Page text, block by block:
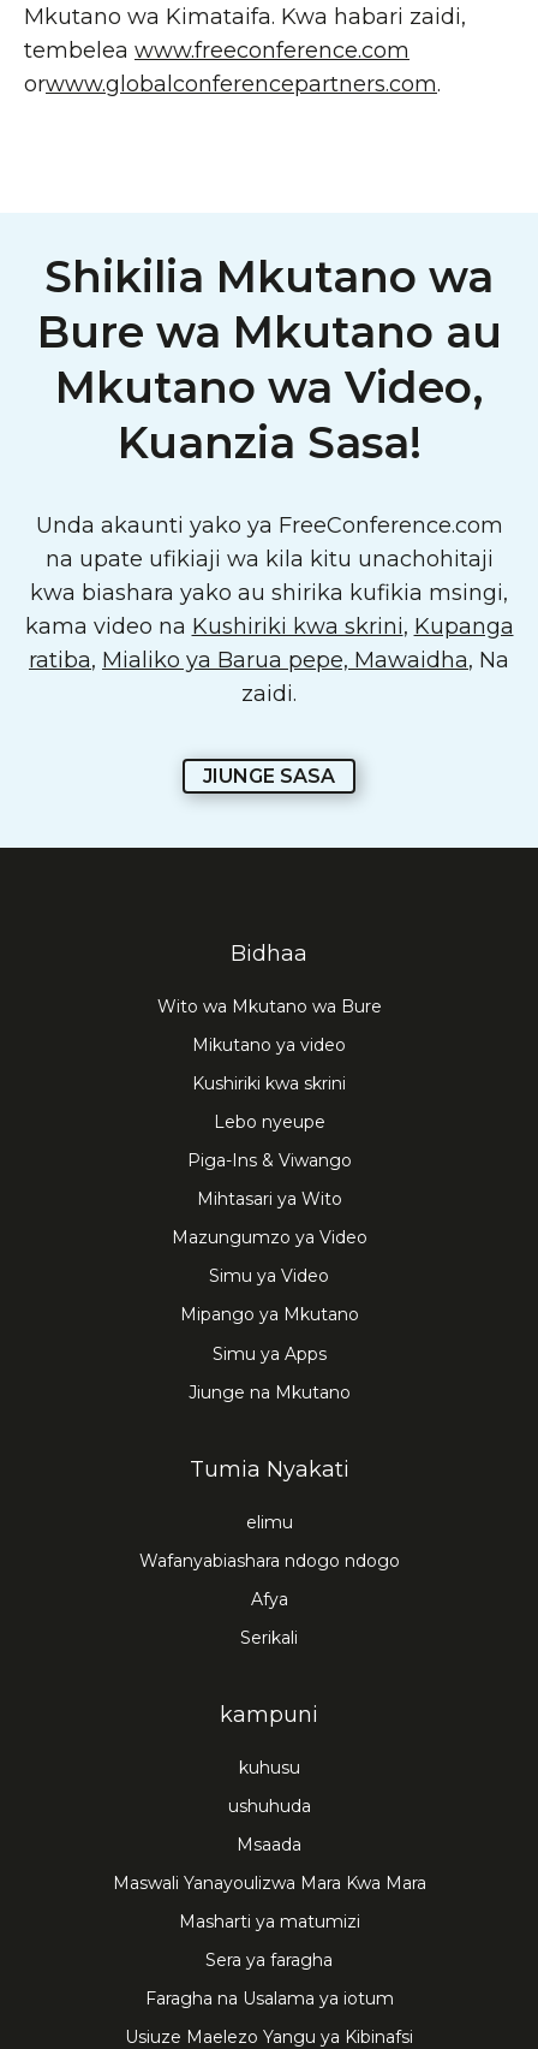
Mkutano wa Kimataifa. Kwa habari zaidi,
tembelea www.freeconference.com
orwww.globalconferencepartners.com.
Shikilia Mkutano wa
Bure wa Mkutano au
Mkutano wa Video,
Kuanzia Sasa!
Unda akaunti yako ya FreeConference.com
na upate ufikiaji wa kila kitu unachohitaji
kwa biashara yako au shirika kufikia msingi,
kama video na Kushiriki kwa skrini, Kupanga
ratiba, Mialiko ya Barua pepe, Mawaidha, Na
zaidi.
JIUNGE SASA
Bidhaa
Wito wa Mkutano wa Bure
Mikutano ya video
Kushiriki kwa skrini
Lebo nyeupe
Piga-Ins & Viwango
Mihtasari ya Wito
Mazungumzo ya Video
Simu ya Video
Mipango ya Mkutano
Simu ya Apps
Jiunge na Mkutano
Tumia Nyakati
elimu
Wafanyabiashara ndogo ndogo
Afya
Serikali
kampuni
kuhusu
ushuhuda
Msaada
Maswali Yanayoulizwa Mara Kwa Mara
Masharti ya matumizi
Sera ya faragha
Faragha na Usalama ya iotum
Usiuze Maelezo Yangu ya Kibinafsi